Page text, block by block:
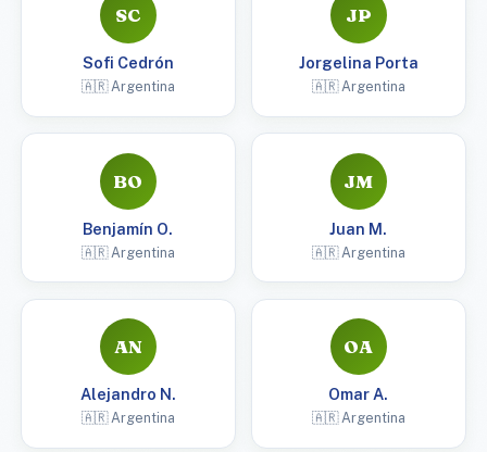
SC
Sofi Cedrón
🇦🇷 Argentina
JP
Jorgelina Porta
🇦🇷 Argentina
BO
Benjamín O.
🇦🇷 Argentina
JM
Juan M.
🇦🇷 Argentina
AN
Alejandro N.
🇦🇷 Argentina
OA
Omar A.
🇦🇷 Argentina